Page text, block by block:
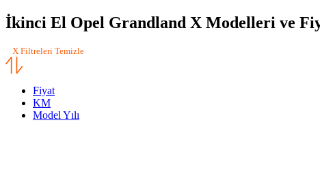
İkinci El Opel Grandland X Modelleri ve
X Filtreleri Temizle
Fiyat
KM
Model Yılı